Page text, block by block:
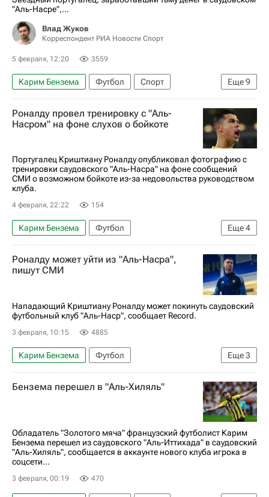
"Аль-Насре",...
Влад Жуков
Корреспондент РИА Новости Спорт
5 февраля, 12:20 3559
Еще9
Карим Бензема Футбол
Спорт
Спорт — видео
Материалы РИА Спорт
скандал
Криштиану Роналду
Аль-Наср
Реал Мадрид
трансфер
Роналду провел тренировку с "Аль-
Насром" на фоне слухов о бойкоте
Португалец Криштиану Роналду опубликовал фотографию с
тренировки саудовского "Аль-Насра" на фоне сообщений
СМИ о возможном бойкоте из-за недовольства руководством
клуба.
4 февраля, 22:22 154
Еще4
Карим Бензема
Футбол
Саудовская Аравия
Криштиану Роналду
Аль-Наср
Аль-Хиляль (Эр-Рияд)
Роналду может уйти из "Аль-Насра",
пишут СМИ
Нападающий Криштиану Роналду может покинуть саудовский
футбольный клуб "Аль-Наср", сообщает Record.
3 февраля, 10:15 4885
Еще3
Карим Бензема
Футбол
Криштиану Роналду
Аль-Наср Спорт
Бензема перешел в "Аль-Хиляль"
Обладатель "Золотого мяча" французский футболист Карим
Бензема перешел из саудовского "Аль-Иттихада" в саудовский
"Аль-Хиляль", сообщается в аккаунте нового клуба игрока в
соцсети...
3 февраля, 00:19 470